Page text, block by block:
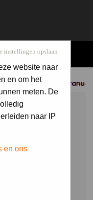
Sponsored by
instellingen opslaan
website naar
en om het
meten. De
naar IP
en ons